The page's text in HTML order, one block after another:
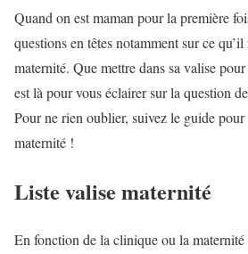
Quand on est maman pour la première
questions en têtes notamment sur ce
maternité. Que mettre dans sa valise
est là pour vous éclairer sur la question
Pour ne rien oublier, suivez le guide
maternité !
Liste valise maternité
En fonction de la clinique ou la maternité